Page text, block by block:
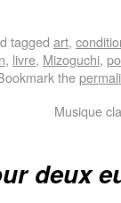
tagged art,
, livre, Mizoguchi,
the
Musique
deux